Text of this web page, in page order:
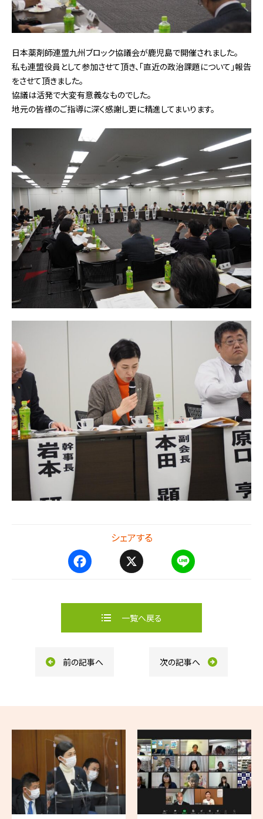
日本薬剤師連盟九州ブロック協議会が鹿児島で開催されました。
私も連盟役員として参加させて頂き、「直近の政治課題について」報告
をさせて頂きました。
協議は活発で大変有意義なものでした。
地元の皆様のご指導に深く感謝し更に精進してまいります。
シェアする
e
o
e
一覧へ戻る
前の記事へ 次の記事へ